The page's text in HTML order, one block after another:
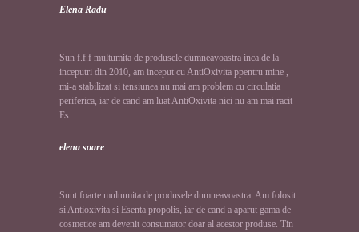
Elena Radu
Sun f.f.f multumita de produsele dumneavoastra inca de la
inceputri din 2010, am inceput cu AntiOxivita ppentru mine ,
mi-a stabilizat si tensiunea nu mai am problem cu circulatia
periferica, iar de cand am luat AntiOxivita nici nu am mai racit
Es...
elena soare
Sunt foarte multumita de produsele dumneavoastra. Am folosit
si Antioxivita si Esenta propolis, iar de cand a aparut gama de
cosmetice am devenit consumator doar al acestor produse. Tin